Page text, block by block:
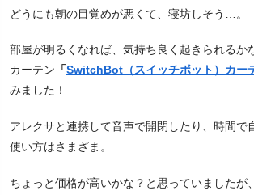
どうにも朝の目覚めが悪くて、寝坊しそう…。
部屋が明るくなれば、気持ち良く起きられるか
カーテン 「SwitchBot（スイッチボット）カー
みました！
アレクサと連携して音声で開閉したり、時間で
使い方はさまざま。
ちょっと価格が高いかな？と思っていましたが